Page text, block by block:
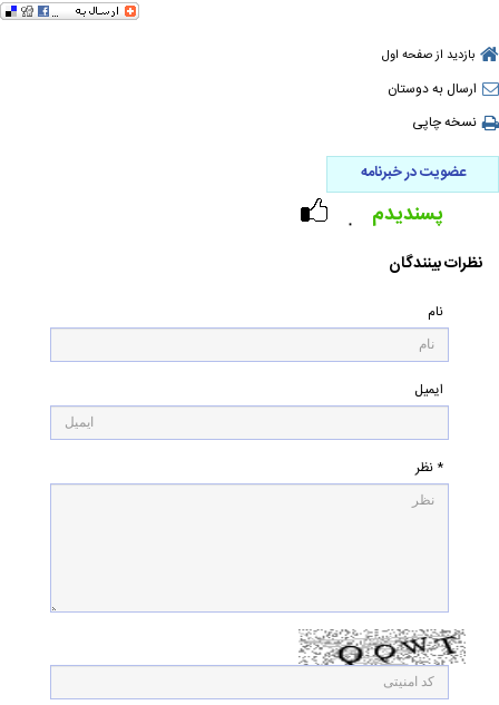
بازدید از صفحه اول
ارسال به دوستان
نسخه چاپی
عضویت در خبرنامه
۰ پسندیدم
نظرات بینندگان
نام
ایمیل
* نظر